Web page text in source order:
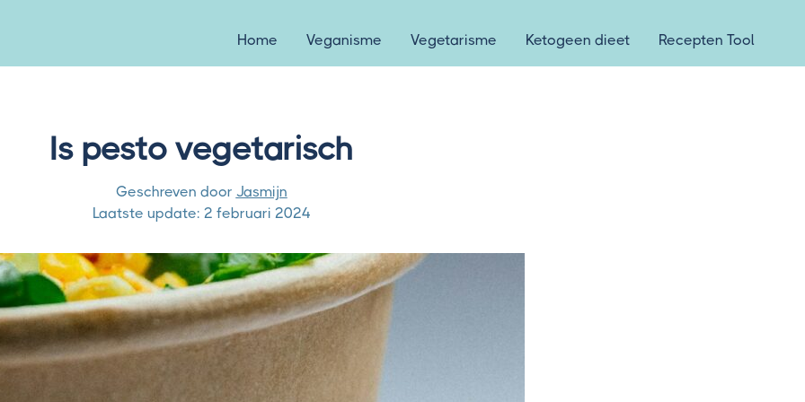
Home Veganisme Vegetarisme Ketogeen dieet Recepten Tool
Is pesto vegetarisch
Geschreven door Jasmijn
Laatste update: 2 februari 2024